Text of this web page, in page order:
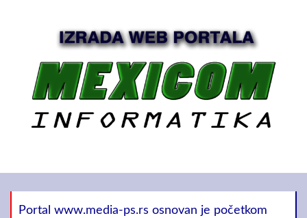
Portal www.media-ps.rs osnovan je početkom